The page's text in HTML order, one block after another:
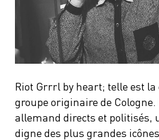
Riot Grrrl by heart; telle est
groupe originaire de Cologne.
allemand directs et politisés,
digne des plus grandes